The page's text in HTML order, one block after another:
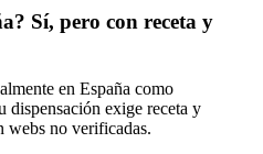
Sí, pero con receta y
en España como
dispensación exige receta y
webs no verificadas.